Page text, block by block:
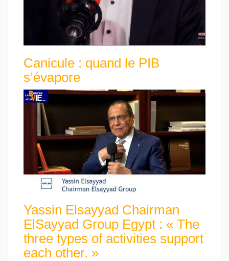
Canicule : quand le PIB
s’évapore
Yassin Elsayyad Chairman
ElSayyad Group Egypt : « The
three types of activities support
each other. »